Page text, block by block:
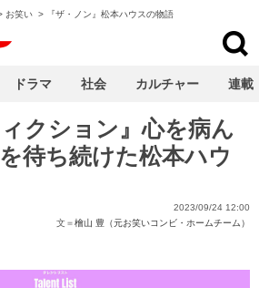
お笑い > 『ザ・ノン』松本ハウスの物語
ィクション』心を病ん
待ち続けた松本ハウ
2023/09/24 12:00
文＝檜山 豊（元お笑いコンビ・ホームチーム）
ドラマ 社会 カルチャー 連載